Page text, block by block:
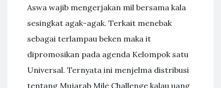
Aswa wajib mengerjakan mil bersama kala
sesingkat agak-agak. Terkait menebak
sebagai terlampau beken maka it
dipromosikan pada agenda Kelompok satu
Universal. Ternyata ini menjelma distribusi
tentang Mujarab Mile Challenge kalau uang